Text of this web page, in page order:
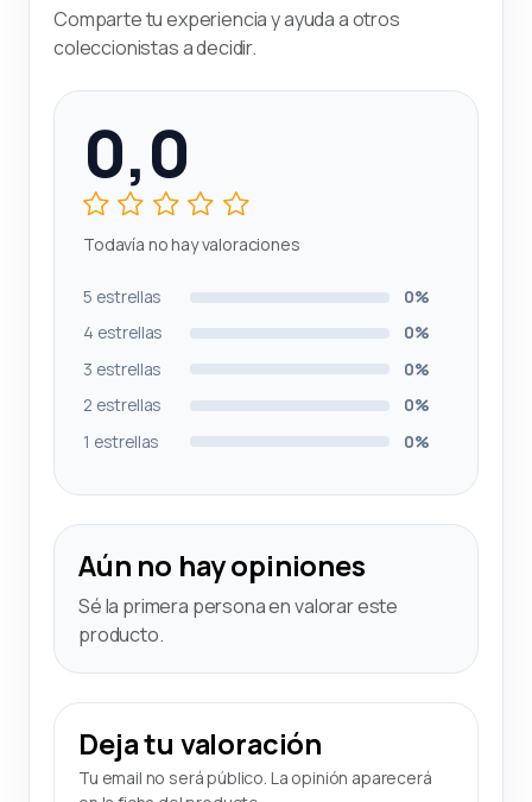
Comparte tu experiencia y ayuda a otros
coleccionistas a decidir.
0,0
Todavía no hay valoraciones
5 estrellas
0%
4 estrellas
0%
3 estrellas
0%
2 estrellas
0%
1 estrellas
0%
Aún no hay opiniones
Sé la primera persona en valorar este
producto.
Deja tu valoración
Tu email no será público. La opinión aparecerá